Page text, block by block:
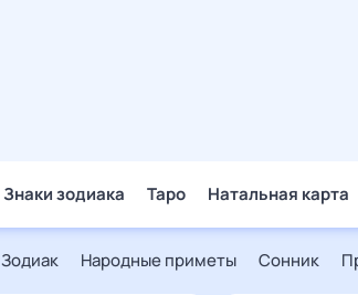
Знаки зодиака Таро Натальная карта
Зодиак Народные приметы Сонник